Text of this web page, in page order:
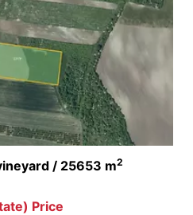
/ 25653 m2
Price